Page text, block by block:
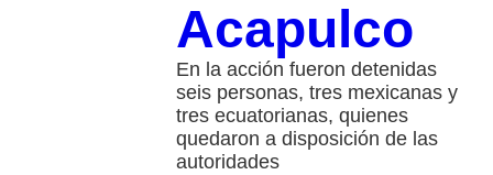
Acapulco
En la acción fueron detenidas
seis personas, tres mexicanas y
tres ecuatorianas, quienes
quedaron a disposición de las
autoridades